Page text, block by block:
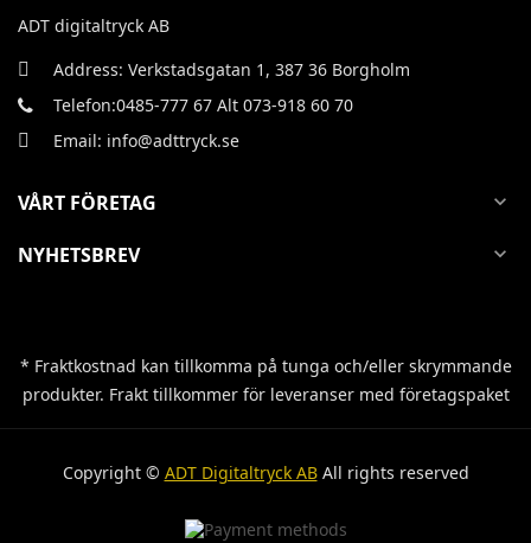
ADT digitaltryck AB
Address: Verkstadsgatan 1, 387 36 Borgholm
Telefon:0485-777 67 Alt 073-918 60 70
Email: info@adttryck.se
VÅRT FÖRETAG expand_more
NYHETSBREV expand_more
* Fraktkostnad kan tillkomma på tunga och/eller skrymmande
produkter. Frakt tillkommer för leveranser med företagspaket
Copyright © ADT Digitaltryck ABAll rights reserved